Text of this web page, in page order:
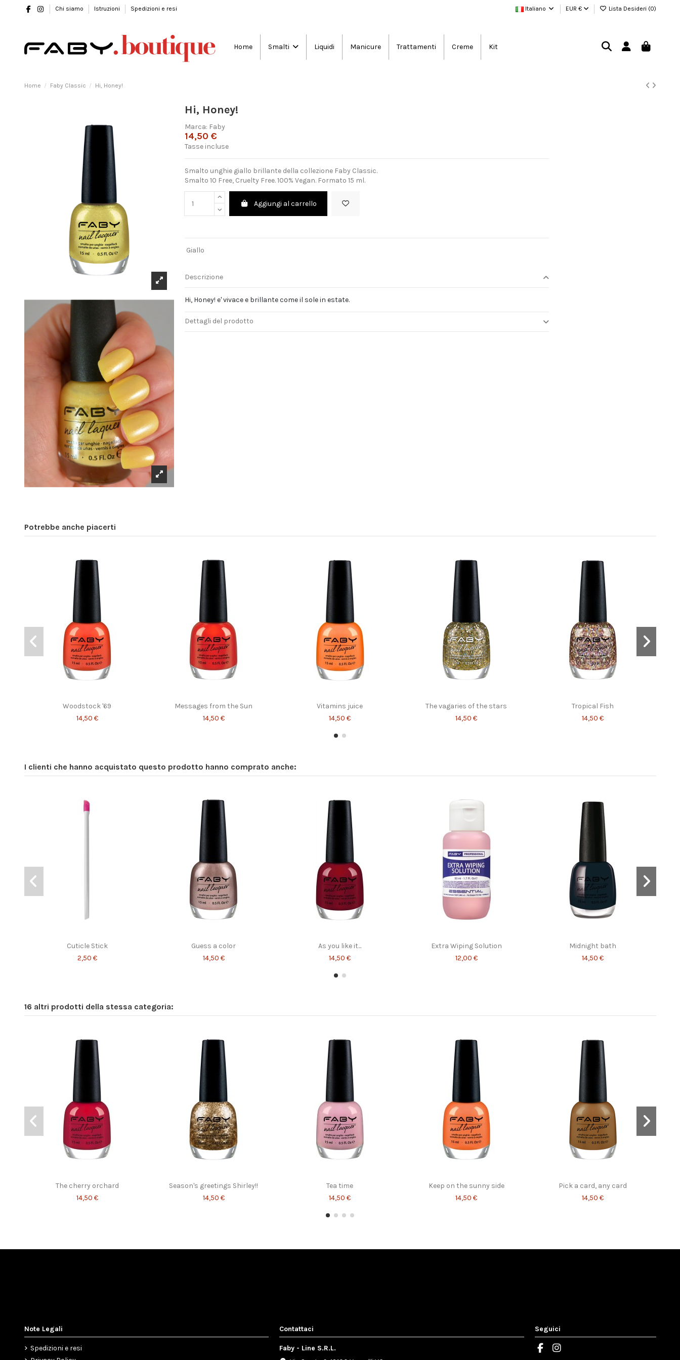
Chi siamo Istruzioni Spedizioni e resi Italiano EUR € Lista Desideri (0)
Home Smalti Liquidi Manicure Trattamenti Creme Kit
Home Faby Classic Hi, Honey!
Hi, Honey!
Marca: Faby
14,50 €
Tasse incluse
Smalto unghie giallo brillante della collezione Faby Classic.
Smalto 10 Free, Cruelty Free. 100% Vegan. Formato 15 ml.
Aggiungi al carrello
Giallo
Descrizione
Hi, Honey! e' vivace e brillante come il sole in estate.
Dettagli del prodotto
Potrebbe anche piacerti
Woodstock '69
14,50 €
Messages from the Sun
14,50 €
Vitamins juice
14,50 €
The vagaries of the stars
14,50 €
Tropical Fish
14,50 €
Marisol está caliente...
14,50 €
Marry me Robbie!!
14,50 €
I clienti che hanno acquistato questo prodotto hanno comprato anche:
Cuticle Stick
2,50 €
Guess a color
14,50 €
As you like it...
14,50 €
Extra Wiping Solution
12,00 €
Midnight bath
14,50 €
A night on 101
14,50 €
A perfect day
13,00 €
Nail Corrector Pen
15,00 €
16 altri prodotti della stessa categoria:
The cherry orchard
14,50 €
Season's greetings Shirley!!
14,50 €
Tea time
14,50 €
Keep on the sunny side
14,50 €
Pick a card, any card
14,50 €
Note Legali
Spedizioni e resi
Contattaci
Faby - Line S.R.L.
Seguici